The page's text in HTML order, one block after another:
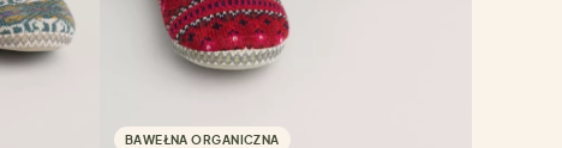
BAWEŁNA ORGANICZNA